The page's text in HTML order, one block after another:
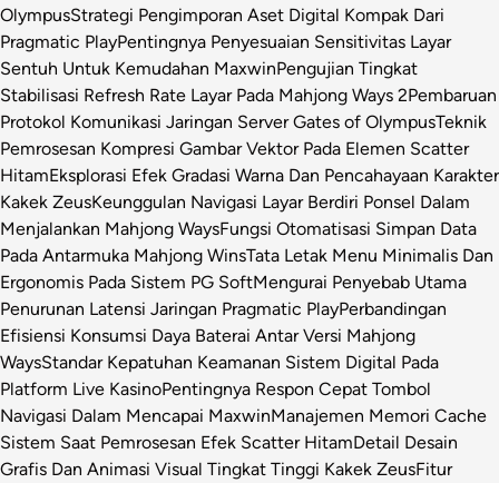
OlympusStrategi Pengimporan Aset Digital Kompak Dari
Pragmatic PlayPentingnya Penyesuaian Sensitivitas Layar
Sentuh Untuk Kemudahan MaxwinPengujian Tingkat
Stabilisasi Refresh Rate Layar Pada Mahjong Ways 2Pembaruan
Protokol Komunikasi Jaringan Server Gates of OlympusTeknik
Pemrosesan Kompresi Gambar Vektor Pada Elemen Scatter
HitamEksplorasi Efek Gradasi Warna Dan Pencahayaan Karakter
Kakek ZeusKeunggulan Navigasi Layar Berdiri Ponsel Dalam
Menjalankan Mahjong WaysFungsi Otomatisasi Simpan Data
Pada Antarmuka Mahjong WinsTata Letak Menu Minimalis Dan
Ergonomis Pada Sistem PG SoftMengurai Penyebab Utama
Penurunan Latensi Jaringan Pragmatic PlayPerbandingan
Efisiensi Konsumsi Daya Baterai Antar Versi Mahjong
WaysStandar Kepatuhan Keamanan Sistem Digital Pada
Platform Live KasinoPentingnya Respon Cepat Tombol
Navigasi Dalam Mencapai MaxwinManajemen Memori Cache
Sistem Saat Pemrosesan Efek Scatter HitamDetail Desain
Grafis Dan Animasi Visual Tingkat Tinggi Kakek ZeusFitur